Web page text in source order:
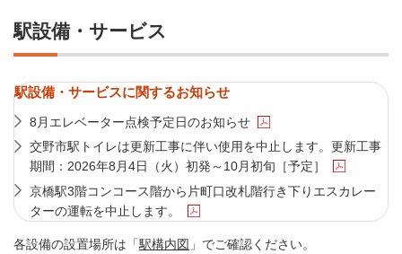
駅設備・サービス
駅設備・サービスに関するお知らせ
8月エレベーター点検予定日のお知らせ
交野市駅トイレは更新工事に伴い使用を中止します。更新工事
期間：2026年8月4日（火）初発～10月初旬［予定］
京橋駅3階コンコース階から片町口改札階行き下りエスカレー
ターの運転を中止します。
各設備の設置場所は「駅構内図 」でご確認ください。